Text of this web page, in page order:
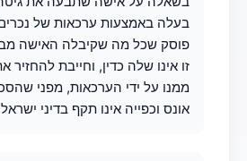
בעלה באמצעות ערכאות של
פוסק שכל מה שקיבלה האישה
זו אינו שלה כדין, וחייבת להחזיר
ממנו על ידי הערכאות, מפני
אונס וכפייה אינו תקף בדיני